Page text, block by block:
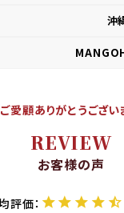
沖
ご愛顧ありがとうござい
REVIEW
お客様の声